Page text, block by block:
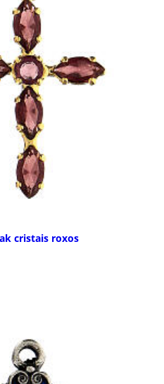
cristais roxos